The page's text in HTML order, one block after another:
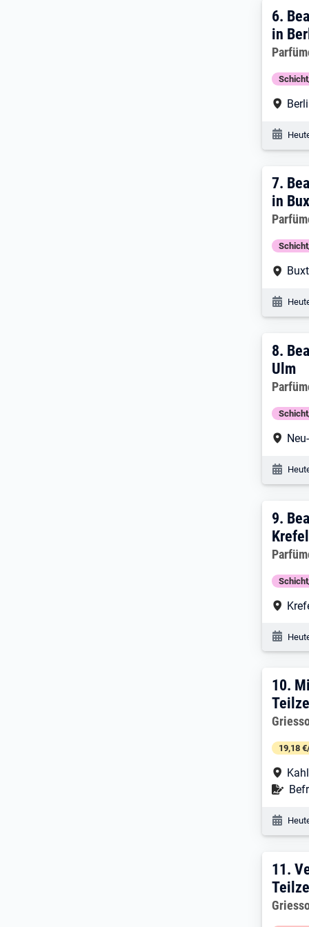
6.
6.
in
7.
7.
in
8.
8.
Ulm
9.
9.
10.
10.
19,18
11.
11.